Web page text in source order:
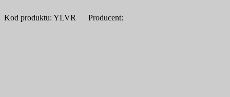
Kod produktu: YLVR Producent: